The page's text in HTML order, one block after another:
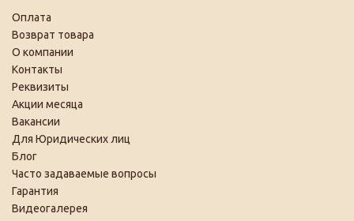
Оплата
Возврат товара
О компании
Контакты
Реквизиты
Акции месяца
Вакансии
Для Юридических лиц
Блог
Часто задаваемые вопросы
Гарантия
Видеогалерея